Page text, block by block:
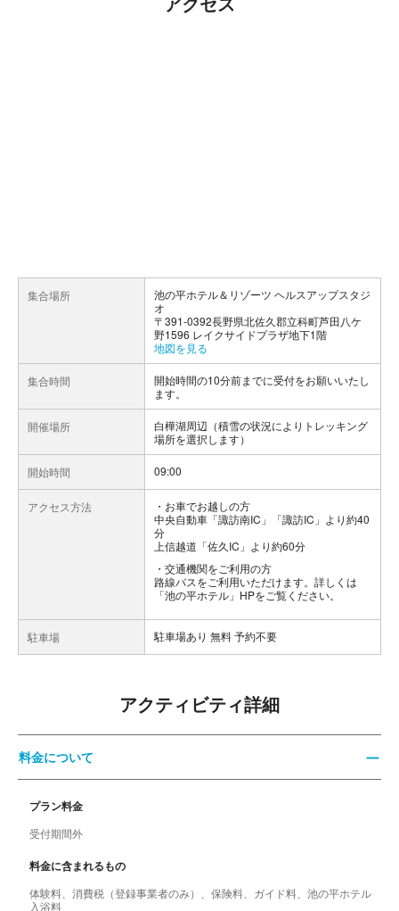
集合場所
池の平ホテル＆リゾーツ ヘルスアップスタジ
オ
〒391-0392長野県北佐久郡立科町芦田八ケ
野1596 レイクサイドプラザ地下1階
地図を見る
集合時間
開始時間の10分前までに受付をお願いいたし
ます。
開催場所
白樺湖周辺（積雪の状況によりトレッキング
場所を選択します）
開始時間 09:00
アクセス方法
お車でお越しの方
中央自動車「諏訪南IC」「諏訪IC」より約40
分
上信越道「佐久IC」より約60分
交通機関をご利用の方
路線バスをご利用いただけます。詳しくは
「池の平ホテル」HPをご覧ください。
駐車場 駐車場あり 無料 予約不要
アクティビティ詳細
料金について
プラン料金
受付期間外
料金に含まれるもの
体験料、消費税（登録事業者のみ）、保険料、ガイド料、池の平ホテル
入浴料